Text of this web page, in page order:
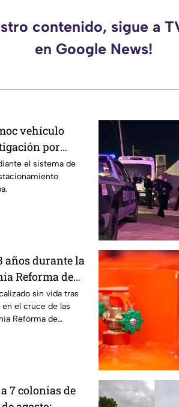
contenido, sigue a
en Google News!
vehículo
por
el sistema de
años durante la
Reforma de
sin vida tras
el cruce de las
Reforma de
7 colonias de